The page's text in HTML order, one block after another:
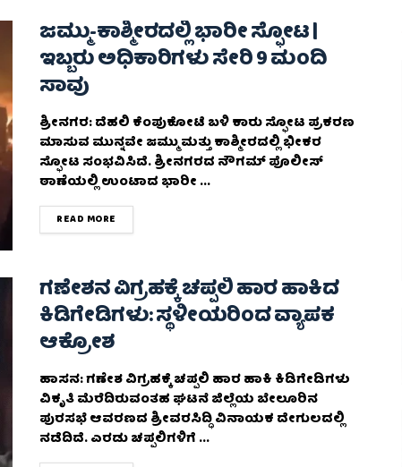
ಜಮ್ಮು-ಕಾಶ್ಮೀರದಲ್ಲಿ ಭಾರೀ ಸ್ಫೋಟ |
ಇಬ್ಬರು ಅಧಿಕಾರಿಗಳು ಸೇರಿ 9 ಮಂದಿ
ಸಾವು
ಶ್ರೀನಗರ: ದೆಹಲಿ ಕೆಂಪುಕೋಟೆ ಬಳಿ ಕಾರು ಸ್ಫೋಟ ಪ್ರಕರಣ
ಮಾಸುವ ಮುನ್ನವೇ ಜಮ್ಮು ಮತ್ತು ಕಾಶ್ಮೀರದಲ್ಲಿ ಭೀಕರ
ಸ್ಫೋಟ ಸಂಭವಿಸಿದೆ. ಶ್ರೀನಗರದ ನೌಗಮ್‌ ಪೊಲೀಸ್‌
ಠಾಣೆಯಲ್ಲಿ ಉಂಟಾದ ಭಾರೀ ...
READ MORE
ಗಣೇಶನ ವಿಗ್ರಹಕ್ಕೆ ಚಪ್ಪಲಿ ಹಾರ ಹಾಕಿದ
ಕಿಡಿಗೇಡಿಗಳು: ಸ್ಥಳೀಯರಿಂದ ವ್ಯಾಪಕ
ಆಕ್ರೋಶ
ಹಾಸನ: ಗಣೇಶ ವಿಗ್ರಹಕ್ಕೆ ಚಪ್ಪಲಿ ಹಾರ ಹಾಕಿ ಕಿಡಿಗೇಡಿಗಳು
ವಿಕೃತಿ ಮೆರೆದಿರುವಂತಹ ಘಟನೆ ಜಿಲ್ಲೆಯ ಬೇಲೂರಿನ
ಪುರಸಭೆ ಆವರಣದ ಶ್ರೀವರಸಿದ್ಧಿ ವಿನಾಯಕ ದೇಗುಲದಲ್ಲಿ
ನಡೆದಿದೆ. ಎರಡು ಚಪ್ಪಲಿಗಳಿಗೆ ...